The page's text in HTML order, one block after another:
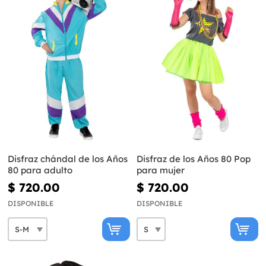
Disfraz chándal de los Años
80 para adulto
$ 720.00
DISPONIBLE
Disfraz de los Años 80 Pop
para mujer
$ 720.00
DISPONIBLE